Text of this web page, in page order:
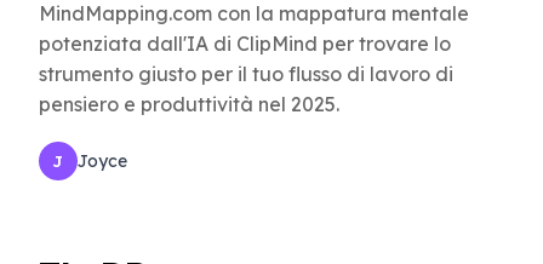
MindMapping.com con la mappatura mentale
potenziata dall'IA di ClipMind per trovare lo
strumento giusto per il tuo flusso di lavoro di
pensiero e produttività nel 2025.
J Joyce